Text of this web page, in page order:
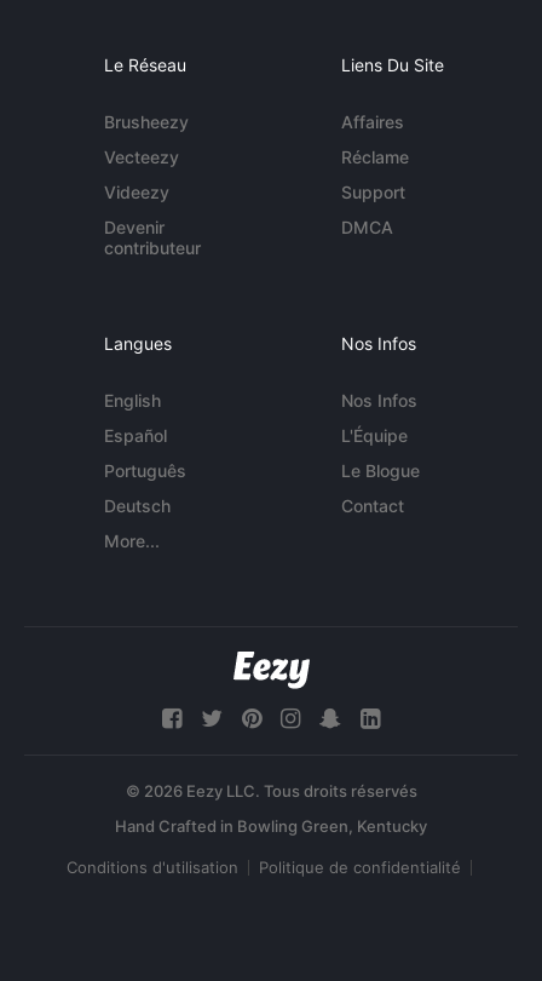
Le Réseau
Brusheezy
Vecteezy
Videezy
Devenir
contributeur
Liens Du Site
Affaires
Réclame
Support
DMCA
Langues
English
Español
Português
Deutsch
More...
Nos Infos
Nos Infos
L'Équipe
Le Blogue
Contact
© 2026 Eezy LLC. Tous droits réservés
Conditions d'utilisation Politique de confidentialité